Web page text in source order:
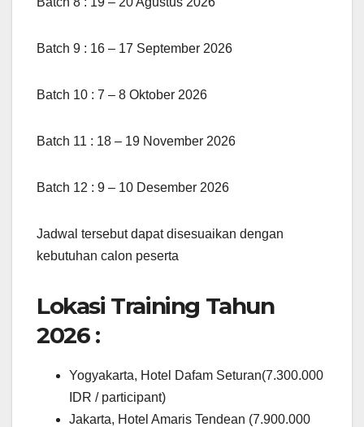
Batch 9 : 16 – 17 September 2026
Batch 10 : 7 – 8 Oktober 2026
Batch 11 : 18 – 19 November 2026
Batch 12 : 9 – 10 Desember 2026
Jadwal tersebut dapat disesuaikan dengan
kebutuhan calon peserta
Lokasi Training Tahun
2026 :
Yogyakarta, Hotel Dafam Seturan(7.300.000
IDR / participant)
Jakarta, Hotel Amaris Tendean (7.900.000